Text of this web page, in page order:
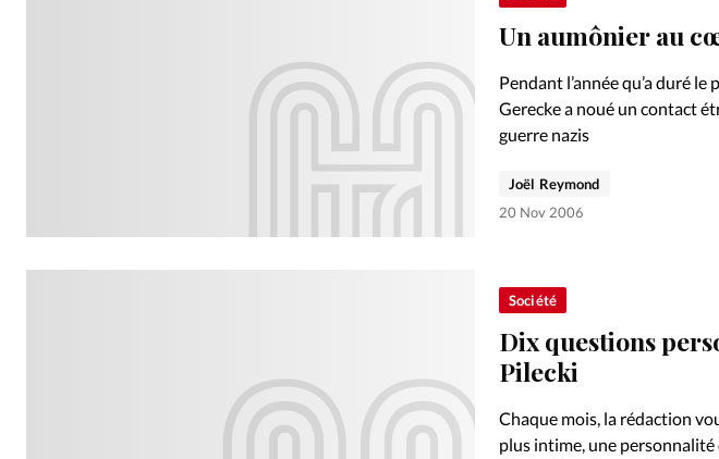
Un aumônier au
Pendant l’année qu’a duré
Gerecke a noué un contact
guerre nazis
Joël Reymond
20 Nov 2006
Société
Dix questions
Pilecki
Chaque mois, la rédaction
plus intime, une